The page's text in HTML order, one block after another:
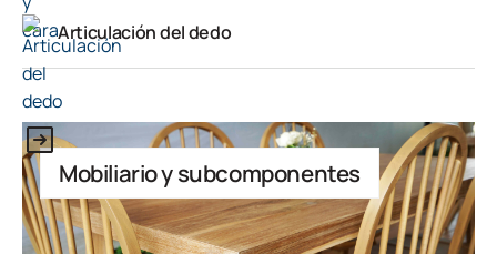
Articulación del dedo
Mobiliario y subcomponentes
This is some text inside of a div block.